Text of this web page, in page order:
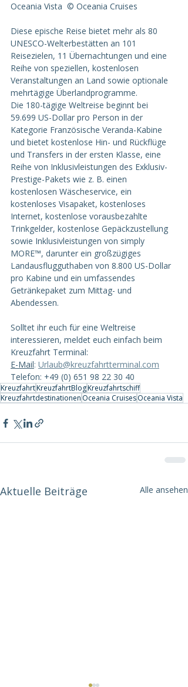
Oceania Vista  © Oceania Cruises
Diese epische Reise bietet mehr als 80
UNESCO-Welterbestätten an 101
Reisezielen, 11 Übernachtungen und eine
Reihe von speziellen, kostenlosen
Veranstaltungen an Land sowie optionale
mehrtägige Überlandprogramme.
Die 180-tägige Weltreise beginnt bei
59.699 US-Dollar pro Person in der
Kategorie Französische Veranda-Kabine
und bietet kostenlose Hin- und Rückflüge
und Transfers in der ersten Klasse, eine
Reihe von Inklusivleistungen des Exklusiv-
Prestige-Pakets wie z. B. einen
kostenlosen Wäscheservice, ein
kostenloses Visapaket, kostenloses
Internet, kostenlose vorausbezahlte
Trinkgelder, kostenlose Gepäckzustellung
sowie Inklusivleistungen von simply
MORE™, darunter ein großzügiges
Landausflugguthaben von 8.800 US-Dollar
pro Kabine und ein umfassendes
Getränkepaket zum Mittag- und
Abendessen.
Solltet ihr euch für eine Weltreise
interessieren, meldet euch einfach beim
Kreuzfahrt Terminal:
E-Mail: Urlaub@kreuzfahrtterminal.com
Telefon: +49 (0) 651 98 22 30 40
KreuzfahrtKreuzfahrtBlogKreuzfahrtschiff
Kreuzfahrtdestinationen Oceania CruisesOceania Vista
Aktuelle Beiträge Alle ansehen